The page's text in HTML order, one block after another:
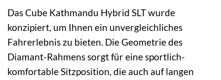
Das Cube Kathmandu Hybrid SLT wurde
konzipiert, um Ihnen ein unvergleichliches
Fahrerlebnis zu bieten. Die Geometrie des
Diamant-Rahmens sorgt für eine sportlich-
komfortable Sitzposition, die auch auf langen